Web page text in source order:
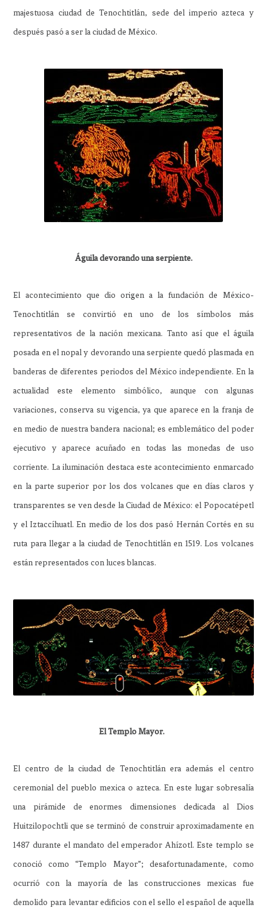
majestuosa ciudad de Tenochtitlán, sede del imperio azteca y
después pasó a ser la ciudad de México.
Águila devorando una serpiente.
El acontecimiento que dio origen a la fundación de México-
Tenochtitlán se convirtió en uno de los símbolos más
representativos de la nación mexicana. Tanto así que el águila
posada en el nopal y devorando una serpiente quedó plasmada en
banderas de diferentes periodos del México independiente. En la
actualidad este elemento simbólico, aunque con algunas
variaciones, conserva su vigencia, ya que aparece en la franja de
en medio de nuestra bandera nacional; es emblemático del poder
ejecutivo y aparece acuñado en todas las monedas de uso
corriente. La iluminación destaca este acontecimiento enmarcado
en la parte superior por los dos volcanes que en días claros y
transparentes se ven desde la Ciudad de México: el Popocatépetl
y el Iztaccíhuatl. En medio de los dos pasó Hernán Cortés en su
ruta para llegar a la ciudad de Tenochtitlán en 1519. Los volcanes
están representados con luces blancas.
El Templo Mayor.
El centro de la ciudad de Tenochtitlán era además el centro
ceremonial del pueblo mexica o azteca. En este lugar sobresalía
una pirámide de enormes dimensiones dedicada al Dios
Huitzilopochtli que se terminó de construir aproximadamente en
1487 durante el mandato del emperador Ahízotl. Este templo se
conoció como “Templo Mayor”; desafortunadamente, como
ocurrió con la mayoría de las construcciones mexicas fue
demolido para levantar edificios con el sello el español de aquella